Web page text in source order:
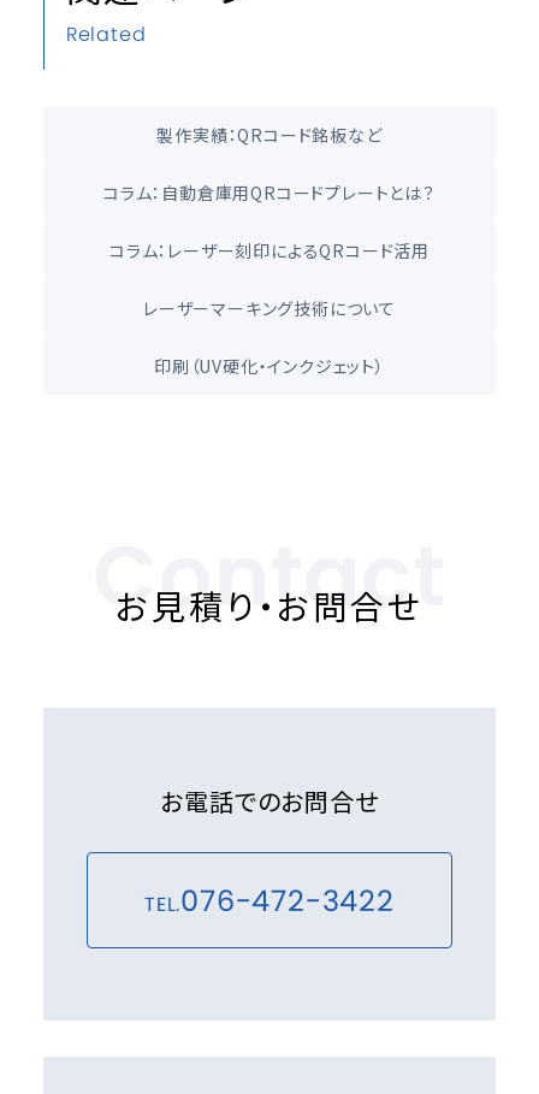
Related
製作実績：QRコード銘板など
コラム：自動倉庫用QRコードプレートとは？
コラム：レーザー刻印によるQRコード活用
レーザーマーキング技術について
印刷（UV硬化・インクジェット）
お見積り・お問合せ
お電話でのお問合せ
TEL.076-472-3422
Contact